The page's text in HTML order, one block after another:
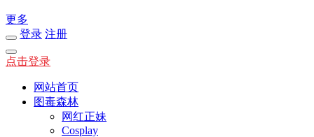
更多
登录 注册
点击登录
网站首页
图毒森林
网红正妹
Cosplay